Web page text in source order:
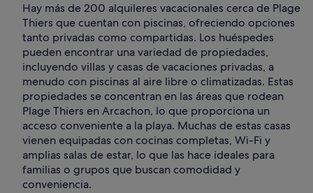
Hay más de 200 alquileres vacacionales cerca de Plage
Thiers que cuentan con piscinas, ofreciendo opciones
tanto privadas como compartidas. Los huéspedes
pueden encontrar una variedad de propiedades,
incluyendo villas y casas de vacaciones privadas, a
menudo con piscinas al aire libre o climatizadas. Estas
propiedades se concentran en las áreas que rodean
Plage Thiers en Arcachon, lo que proporciona un
acceso conveniente a la playa. Muchas de estas casas
vienen equipadas con cocinas completas, Wi-Fi y
amplias salas de estar, lo que las hace ideales para
familias o grupos que buscan comodidad y
conveniencia.